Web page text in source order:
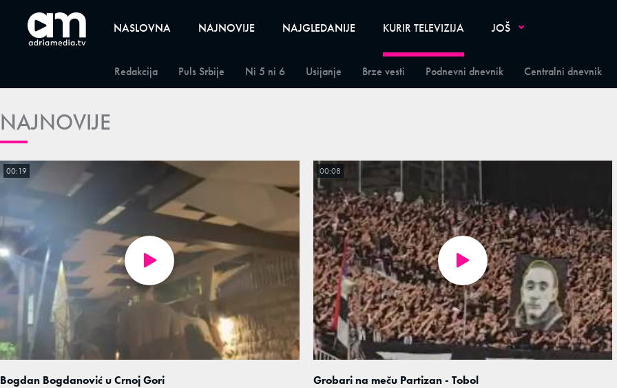
NASLOVNA NAJNOVIJE NAJGLEDANIJE KURIR TELEVIZIJA
Redakcija Puls Srbije Ni 5 ni 6 Usijanje Brze vesti Podnevni dnevnik Centralni dnevnik
JOŠ
NAJNOVIJE
Bogdan Bogdanović u Crnoj Gori
00:19
Grobari na meču Partizan - Tobol
00:08